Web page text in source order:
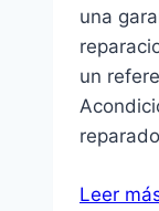
una
un
Leer